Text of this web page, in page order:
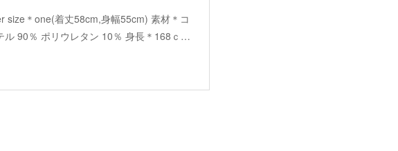
size＊one(着丈58cm,身幅55cm) 素材＊コ
ル 90％ ポリウレタン 10％ 身長＊168ｃ…